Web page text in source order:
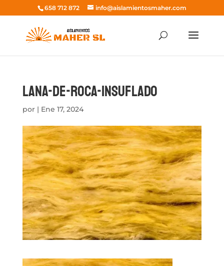
658 712 872 info@aislamientosmaher.com
lana-de-roca-insuflado
por | Ene 17, 2024